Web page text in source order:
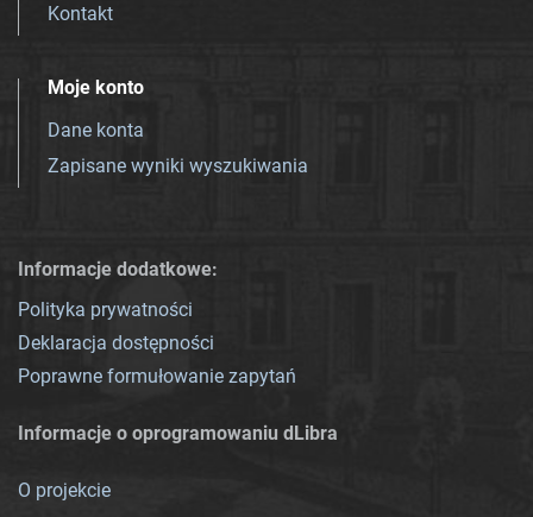
Kontakt
Moje konto
Dane konta
Zapisane wyniki wyszukiwania
Informacje dodatkowe:
Polityka prywatności
Deklaracja dostępności
Poprawne formułowanie zapytań
Informacje o oprogramowaniu dLibra
O projekcie